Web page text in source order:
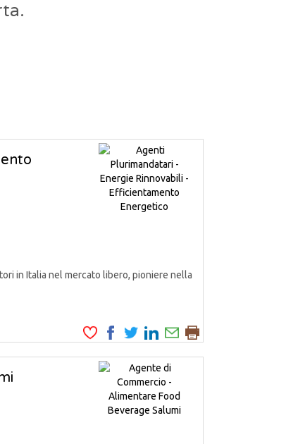
in Italia nel mercato libero, pioniere nella